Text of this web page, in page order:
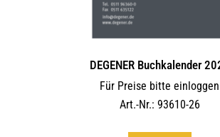
DEGENER Buchkalender
Für Preise bitte einloggen
Art.-Nr.: 93610-26